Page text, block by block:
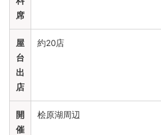
席
屋
台
出
店
約20店
開
催
桧原湖周辺